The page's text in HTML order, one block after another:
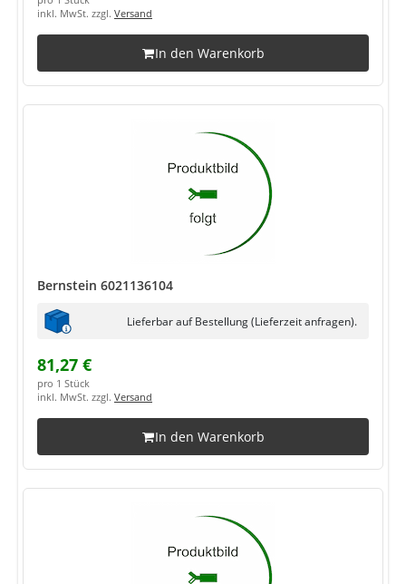
inkl. MwSt. zzgl. Versand
In den Warenkorb
Bernstein 6021136104
Lieferbar auf Bestellung (Lieferzeit anfragen).
81,27 €
pro 1 Stück
inkl. MwSt. zzgl. Versand
In den Warenkorb